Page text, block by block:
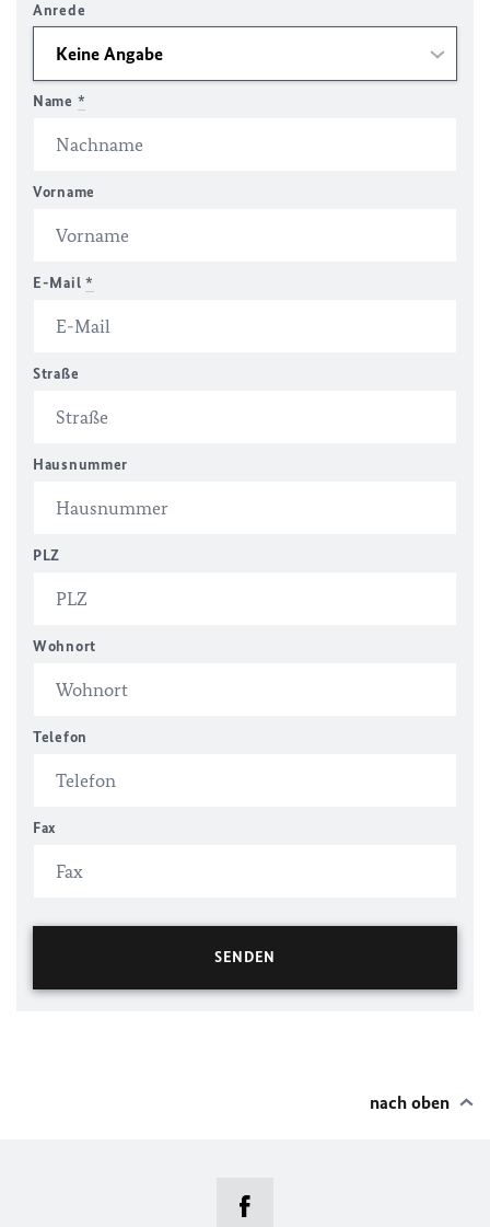
Anrede
Name *
Vorname
E-Mail *
Straße
Hausnummer
PLZ
Wohnort
Telefon
Fax
nach oben